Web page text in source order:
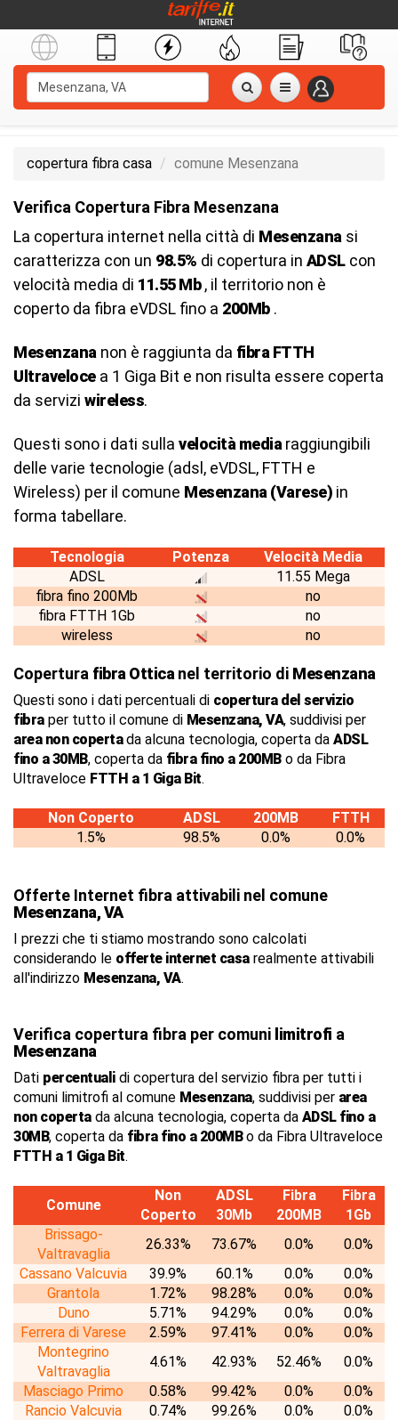
copertura fibra casa comune Mesenzana
Verifica Copertura Fibra Mesenzana
La copertura internet nella città di Mesenzana si
caratterizza con un 98.5% di copertura in ADSLcon
velocità media di 11.55 Mb, il territorio non è
coperto da fibra eVDSL fino a 200Mb.
Mesenzana non è raggiunta da fibra FTTH
Ultravelocea 1 Giga Bit e non risulta essere coperta
da servizi wireless.
Questi sono i dati sulla velocità media raggiungibili
delle varie tecnologie (adsl, eVDSL, FTTH e
Wireless) per il comune Mesenzana (Varese) in
forma tabellare.
Tecnologia Potenza
Velocità Media
ADSL
11.55 Mega
fibra fino 200Mb
no
fibra FTTH 1Gb
no
wireless
no
Copertura fibra Ottica nel territorio di Mesenzana
Questi sono i dati percentuali di copertura del servizio
fibraper tutto il comune di Mesenzana, VA, suddivisi per
area non copertada alcuna tecnologia, coperta da ADSL
fino a 30MB, coperta da fibra fino a 200MBo da Fibra
Ultraveloce FTTH a 1 Giga Bit.
Non Coperto ADSL 200MB
FTTH
1.5%
98.5% 0.0% 0.0%
Offerte Internet fibra attivabili nel comune
Mesenzana, VA
I prezzi che ti stiamo mostrando sono calcolati
considerando le offerte internet casarealmente attivabili
all'indirizzo Mesenzana, VA.
Verifica copertura fibra per comuni limitrofi a
Mesenzana
Dati percentualidi copertura del servizio fibra per tutti i
comuni limitrofi al comune Mesenzana, suddivisi per area
non copertada alcuna tecnologia, coperta da ADSL fino a
30MB, coperta da fibra fino a 200MBo da Fibra Ultraveloce
FTTH a 1 Giga Bit.
Comune
Non
Coperto
ADSL
30Mb
Fibra
200MB
Fibra
1Gb
Brissago-
Valtravaglia
26.33% 73.67% 0.0%
0.0%
Cassano Valcuvia
39.9% 60.1% 0.0%
0.0%
Grantola
1.72% 98.28% 0.0%
0.0%
Duno
5.71% 94.29% 0.0%
0.0%
Ferrera di Varese
2.59% 97.41% 0.0%
0.0%
Montegrino
Valtravaglia
4.61% 42.93% 52.46%
0.0%
Masciago Primo
0.58% 99.42% 0.0%
0.0%
Rancio Valcuvia
0.74% 99.26% 0.0%
0.0%